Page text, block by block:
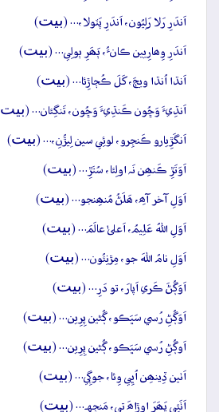
اَندَرِ رَلا رَلِيُون، اَندَرِ پَٽولا،… (بيت)
اَندَرِ وِھارِيين ڪانءُ، ٻَھَرِ ٻولِي… (بيت)
اَنڌا اُنڌا ويڄَ، کَلَ ڪُڄاڙِئا… (بيت)
اَنڌِيءَ وَڇُون ڪَنڌِيءَ وَڇُون، تَنگِئان… (بيت
اَنگَڙِيارو ڪَنجِرو، لوئِي سين لِيڙُنِ،… (بيت)
اَوَتَڙِ ڪَنھِن نَہ اولِئا، سُتَڙِ… (بيت)
اَوَلِ آخر آھِ، ھَلَڻُ مُنھِنجو… (بيت)
اَوَلِ اللهُ عَلِيمُ، اَعلیٰ عالَمَ… (بيت)
اَوَلِ نامُ اللهَ جو، مِڙنِئُون… (بيت)
اَوَڳُڻَ ڪَري اَپارَ، تو دَرِ… (بيت)
اَوَڳُڻِ رُسي سَڀَڪو، ڳُڻين پِرِين… (بيت)
اَوڳُڻِ رُسي سَڀَڪو، ڳُڻين پِرِين… (بيت)
اَٺين ڏِينھِن اُڀِي وِئا، جوڳِي… (بيت)
اَٺَئِي پَھَرَ اوڙاھَ تي، مَنجِهہ… (بيت)